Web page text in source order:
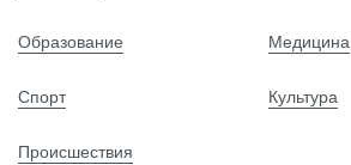
Образование Медицина
Спорт Культура
Происшествия